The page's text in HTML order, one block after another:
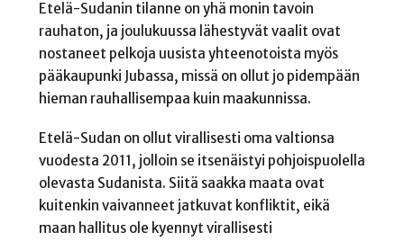
Etelä-Sudanin tilanne on yhä monin tavoin
rauhaton, ja joulukuussa lähestyvät vaalit ovat
nostaneet pelkoja uusista yhteenotoista myös
pääkaupunki Jubassa, missä on ollut jo pidempään
hieman rauhallisempaa kuin maakunnissa.
Etelä-Sudan on ollut virallisesti oma valtionsa
vuodesta 2011, jolloin se itsenäistyi pohjoispuolella
olevasta Sudanista. Siitä saakka maata ovat
kuitenkin vaivanneet jatkuvat konfliktit, eikä
maan hallitus ole kyennyt virallisesti